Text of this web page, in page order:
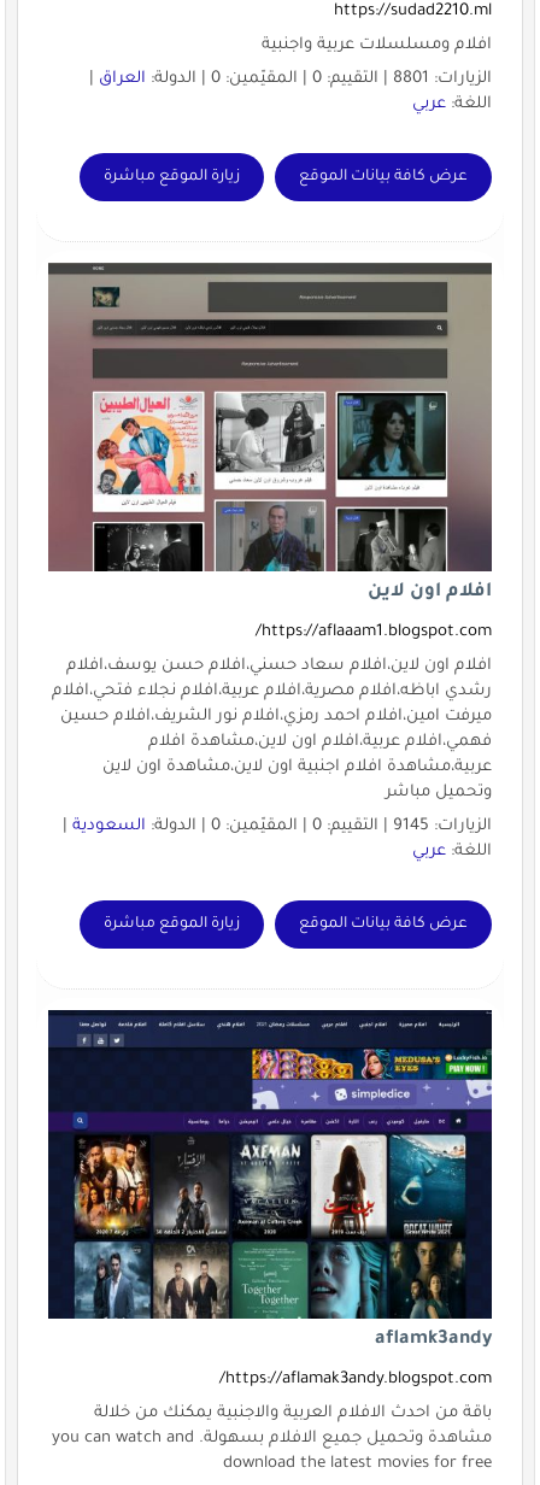
https://sudad2210.ml
افلام ومسلسلات عربية واجنبية
الزيارات: 8801 | التقييم: 0 | المقيّمين: 0 | الدولة:
العراق|
اللغة: عربي
عرض كافة بيانات الموقع زيارة الموقع مباشرة
افلام اون لاين
https://aflaaam1.blogspot.com/
افلام اون لاين،افلام سعاد حسني،افلام حسن يوسف،افلام
رشدي اباظه،افلام مصرية،افلام عربية،افلام نجلاء فتحي،افلام
ميرفت امين،افلام احمد رمزي،افلام نور الشريف،افلام حسين
فهمي،افلام عربية،افلام اون لاين،مشاهدة افلام
عربية،مشاهدة افلام اجنبية اون لاين،مشاهدة اون لاين
وتحميل مباشر
الزيارات: 9145 | التقييم: 0 | المقيّمين: 0 | الدولة:
السعودية|
اللغة: عربي
عرض كافة بيانات الموقع زيارة الموقع مباشرة
aflamk3andy
https://aflamak3andy.blogspot.com/
باقة من احدث الافلام العربية والاجنبية يمكنك من خلالة
مشاهدة وتحميل جميع الافلام بسهولة. you can watch and
download the latest movies for free